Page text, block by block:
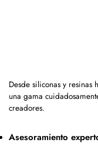
Desde siliconas y resinas
una gama
creadores.
Asesoramiento